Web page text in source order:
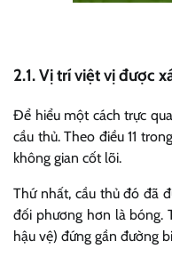
2.1. Vị trí việt vị được
Để hiểu một cách trực
cầu thủ. Theo điều 11
không gian cốt lõi.
Thứ nhất, cầu thủ đó đã
đối phương hơn là bóng.
hậu vệ) đứng gần đường